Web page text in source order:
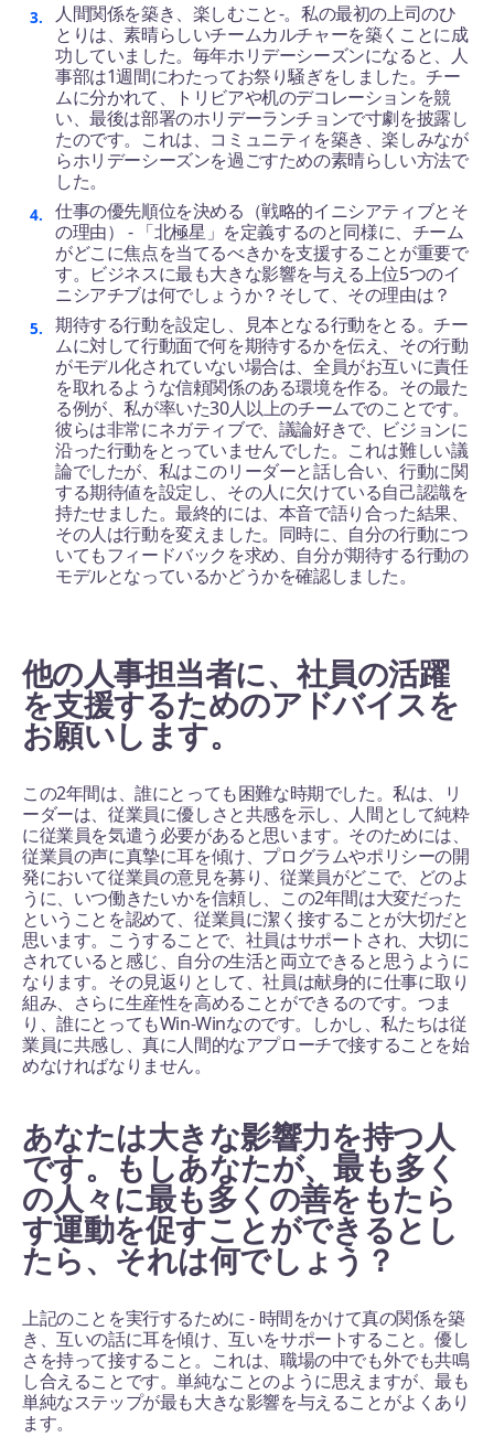
人間関係を築き、楽しむこと-。私の最初の上司のひ
とりは、素晴らしいチームカルチャーを築くことに成
功していました。毎年ホリデーシーズンになると、人
事部は1週間にわたってお祭り騒ぎをしました。チー
ムに分かれて、トリビアや机のデコレーションを競
い、最後は部署のホリデーランチョンで寸劇を披露し
たのです。これは、コミュニティを築き、楽しみなが
らホリデーシーズンを過ごすための素晴らしい方法で
した。
仕事の優先順位を決める（戦略的イニシアティブとそ
の理由） - 「北極星」を定義するのと同様に、チーム
がどこに焦点を当てるべきかを支援することが重要で
す。ビジネスに最も大きな影響を与える上位5つのイ
ニシアチブは何でしょうか？そして、その理由は？
期待する行動を設定し、見本となる行動をとる。チー
ムに対して行動面で何を期待するかを伝え、その行動
がモデル化されていない場合は、全員がお互いに責任
を取れるような信頼関係のある環境を作る。その最た
る例が、私が率いた30人以上のチームでのことです。
彼らは非常にネガティブで、議論好きで、ビジョンに
沿った行動をとっていませんでした。これは難しい議
論でしたが、私はこのリーダーと話し合い、行動に関
する期待値を設定し、その人に欠けている自己認識を
持たせました。最終的には、本音で語り合った結果、
その人は行動を変えました。同時に、自分の行動につ
いてもフィードバックを求め、自分が期待する行動の
モデルとなっているかどうかを確認しました。
他の人事担当者に、社員の活躍
を支援するためのアドバイスを
お願いします。
この2年間は、誰にとっても困難な時期でした。私は、リ
ーダーは、従業員に優しさと共感を示し、人間として純粋
に従業員を気遣う必要があると思います。そのためには、
従業員の声に真摯に耳を傾け、プログラムやポリシーの開
発において従業員の意見を募り、従業員がどこで、どのよ
うに、いつ働きたいかを信頼し、この2年間は大変だった
ということを認めて、従業員に潔く接することが大切だと
思います。こうすることで、社員はサポートされ、大切に
されていると感じ、自分の生活と両立できると思うように
なります。その見返りとして、社員は献身的に仕事に取り
組み、さらに生産性を高めることができるのです。つま
り、誰にとってもWin-Winなのです。しかし、私たちは従
業員に共感し、真に人間的なアプローチで接することを始
めなければなりません。
あなたは大きな影響力を持つ人
です。もしあなたが、最も多く
の人々に最も多くの善をもたら
す運動を促すことができるとし
たら、それは何でしょう？
上記のことを実行するために - 時間をかけて真の関係を築
き、互いの話に耳を傾け、互いをサポートすること。優し
さを持って接すること。これは、職場の中でも外でも共鳴
し合えることです。単純なことのように思えますが、最も
単純なステップが最も大きな影響を与えることがよくあり
ます。